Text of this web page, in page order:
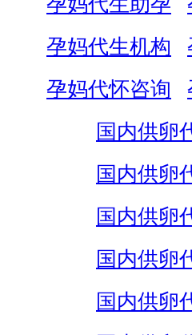
孕妈代生机构
孕妈代怀咨询
国内供卵
国内供卵
国内供卵
国内供卵
国内供卵